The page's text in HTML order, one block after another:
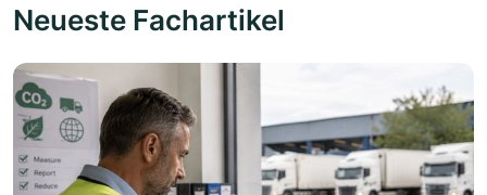
Neueste Fachartikel